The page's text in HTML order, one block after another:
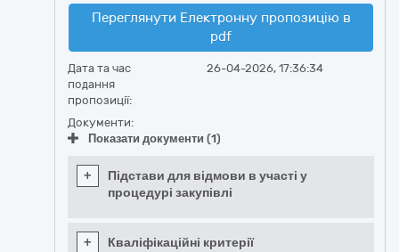
Переглянути Електронну пропозицію в
pdf
Дата та час
подання
пропозиції:
26-04-2026, 17:36:34
Документи:
Показати документи (1)
+
Підстави для відмови в участі у
процедурі закупівлі
+ Кваліфікаційні критерії